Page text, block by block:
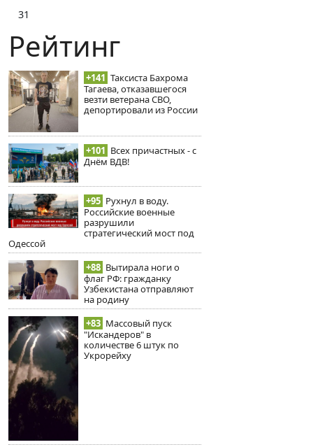
31
Рейтинг
+141 Таксиста Бахрома
Тагаева, отказавшегося
везти ветерана СВО,
депортировали из России
+101 Всех причастных - с
Днём ВДВ!
+95 Рухнул в воду.
Российские военные
разрушили
стратегический мост под
Одессой
+88 Вытирала ноги о
флаг РФ: гражданку
Узбекистана отправляют
на родину
+83 Массовый пуск
"Искандеров" в
количестве 6 штук по
Укрорейху